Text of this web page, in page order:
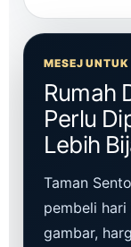
MESEJ
Rumah
Perlu
Lebih
Taman
pembeli
gambar,